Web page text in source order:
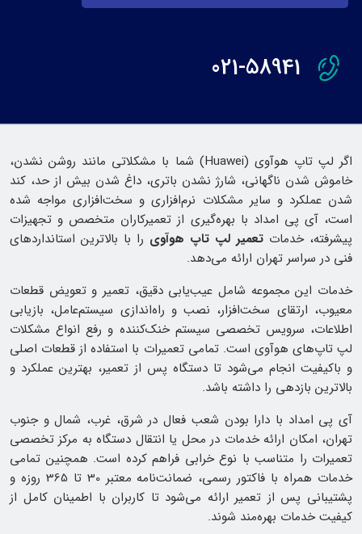
021-58941
اگر لپ تاپ هوآوی (Huawei) شما با مشکلاتی مانند روشن نشدن،
خاموش شدن ناگهانی، شارژ نشدن باتری، داغ شدن بیش از حد، کند
شدن عملکرد و سایر مشکلات نرم‌افزاری و سخت‌افزاری مواجه شده
است، آی‌ پی امداد با بهره‌گیری از تعمیرکاران متخصص و تجهیزات
پیشرفته، خدمات تعمیر لپ تاپ هوآوی را با بالاترین استانداردهای
فنی در سراسر تهران ارائه می‌دهد.
خدمات این مجموعه شامل عیب‌یابی دقیق، تعمیر و تعویض قطعات
معیوب، ارتقای سخت‌افزار، نصب و راه‌اندازی سیستم‌عامل، بازیابی
اطلاعات، سرویس تخصصی سیستم خنک‌کننده و رفع انواع مشکلات
لپ تاپ‌های هوآوی است. تمامی تعمیرات با استفاده از قطعات اصلی
و باکیفیت انجام می‌شود تا دستگاه پس از تعمیر، بهترین عملکرد و
بالاترین بازدهی را داشته باشد.
آی‌ پی امداد با دارا بودن شعب فعال در شرق، غرب، شمال و جنوب
تهران، امکان ارائه خدمات در محل یا انتقال دستگاه به مرکز تخصصی
تعمیرات را متناسب با نوع خرابی فراهم کرده است. همچنین تمامی
خدمات همراه با فاکتور رسمی، ضمانت‌نامه معتبر 30 تا 365 روزه و
پشتیبانی پس از تعمیر ارائه می‌شود تا کاربران با اطمینان کامل از
کیفیت خدمات بهره‌مند شوند.